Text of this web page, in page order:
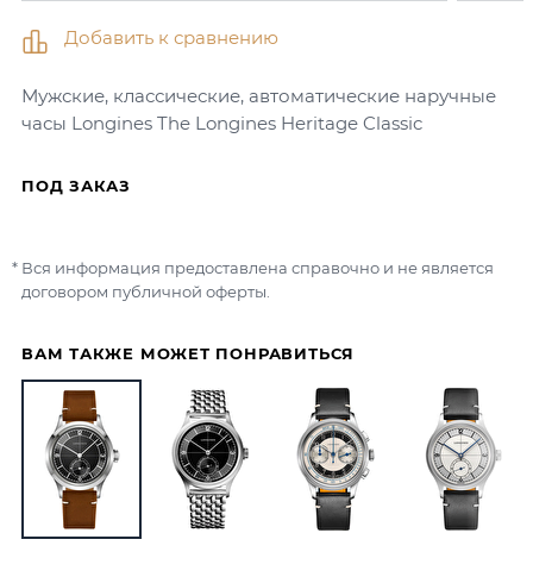
Мужские, классические, автоматические наручные
часы Longines The Longines Heritage Classic
Добавить к сравнению
ВАМ ТАКЖЕ МОЖЕТ ПОНРАВИТЬСЯ
ПОД ЗАКАЗ
Вся информация предоставлена справочно и не является
договором публичной оферты.